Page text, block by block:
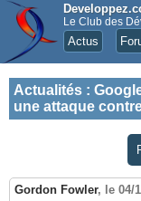
Le Club des
Actus
Actualités :
une attaque
Gordon Fowler, le 04/